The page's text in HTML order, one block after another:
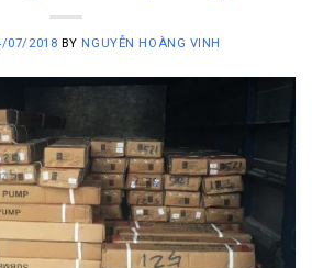
07/2018 BY NGUYỄN HOÀNG VINH